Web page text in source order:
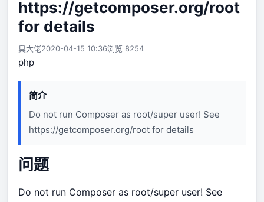
https://getcomposer.org/root
for details
臭大佬2020-04-15 10:36浏览 8254
php
简介
Do not run Composer as root/super user! See
https://getcomposer.org/root for details
问题
Do not run Composer as root/super user! See